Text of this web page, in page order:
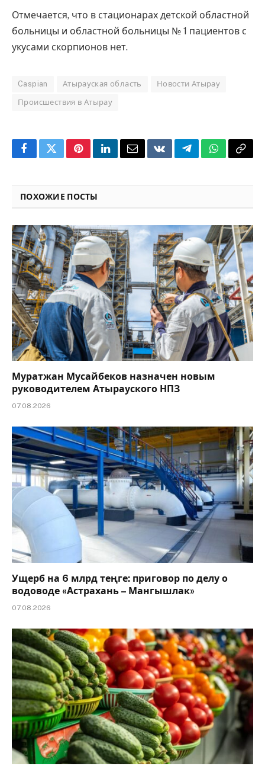
Отмечается, что в стационарах детской областной
больницы и областной больницы № 1 пациентов с
укусами скорпионов нет.
Caspian Атырауская область Новости Атырау
Происшествия в Атырау
FacebookTwitterPinterestLinkedInEmailVKontakteTelegramWhatsApp
Copy
ПОХОЖИЕ ПОСТЫ
Муратжан Мусайбеков назначен новым
руководителем Атырауского НПЗ
07.08.2026
Ущерб на 6 млрд теңге: приговор по делу о
водоводе «Астрахань – Мангышлак»
07.08.2026